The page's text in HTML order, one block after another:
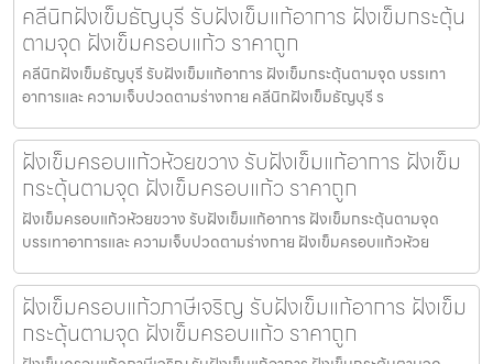
คลีนิกฝังเข็มธัญบุรี รับฝังเข็มแก้อาการ ฝังเข็มกระตุ้น
ตามจุด ฝังเข็มครอบแก้ว ราคาถูก
คลีนิกฝังเข็มธัญบุรี รับฝังเข็มแก้อาการ ฝังเข็มกระตุ้นตามจุด บรรเทา
อาการและ ความเจ็บปวดตามร่างกาย คลีนิกฝังเข็มธัญบุรี ร
ฝังเข็มครอบแก้วห้วยขวาง รับฝังเข็มแก้อาการ ฝังเข็ม
กระตุ้นตามจุด ฝังเข็มครอบแก้ว ราคาถูก
ฝังเข็มครอบแก้วห้วยขวาง รับฝังเข็มแก้อาการ ฝังเข็มกระตุ้นตามจุด
บรรเทาอาการและ ความเจ็บปวดตามร่างกาย ฝังเข็มครอบแก้วห้วย
ฝังเข็มครอบแก้วภาษีเจริญ รับฝังเข็มแก้อาการ ฝังเข็ม
กระตุ้นตามจุด ฝังเข็มครอบแก้ว ราคาถูก